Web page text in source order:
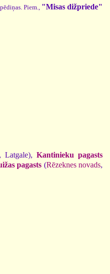
Piem., "Misas dižpriede"
, Latgale),Kantinieku pagasts
pagasts (Rēzeknes novads,